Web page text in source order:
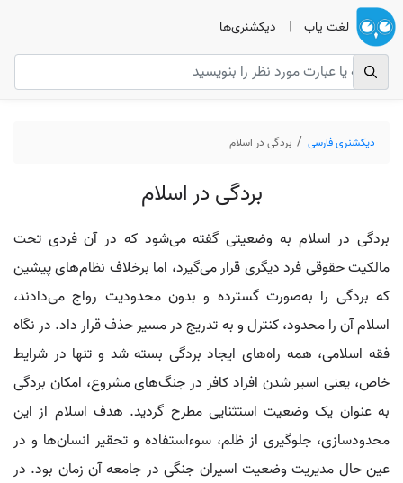
لغت یاب | دیکشنری‌ها
دیکشنری فارسی بردگی در اسلام
بردگی در اسلام
بردگی در اسلام به وضعیتی گفته می‌شود که در آن فردی تحت
مالکیت حقوقی فرد دیگری قرار می‌گیرد، اما برخلاف نظام‌های پیشین
که بردگی را به‌صورت گسترده و بدون محدودیت رواج می‌دادند،
اسلام آن را محدود، کنترل و به تدریج در مسیر حذف قرار داد. در نگاه
فقه اسلامی، همه راه‌های ایجاد بردگی بسته شد و تنها در شرایط
خاص، یعنی اسیر شدن افراد کافر در جنگ‌های مشروع، امکان بردگی
به عنوان یک وضعیت استثنایی مطرح گردید. هدف اسلام از این
محدودسازی، جلوگیری از ظلم، سوءاستفاده و تحقیر انسان‌ها و در
عین حال مدیریت وضعیت اسیران جنگی در جامعه آن زمان بود. در